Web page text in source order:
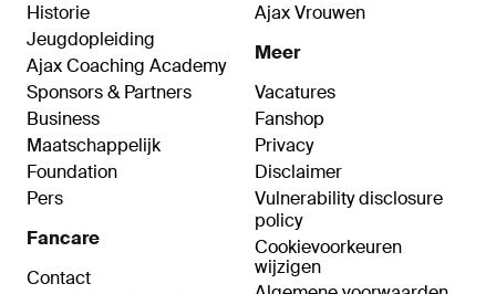
Historie
Jeugdopleiding
Ajax Coaching Academy
Sponsors & Partners
Business
Maatschappelijk
Foundation
Pers
Fancare
Contact
Ajax Vrouwen
Meer
Vacatures
Fanshop
Privacy
Disclaimer
Vulnerability disclosure
policy
Cookievoorkeuren
wijzigen